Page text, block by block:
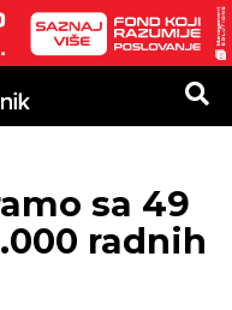
sa 49
radnih